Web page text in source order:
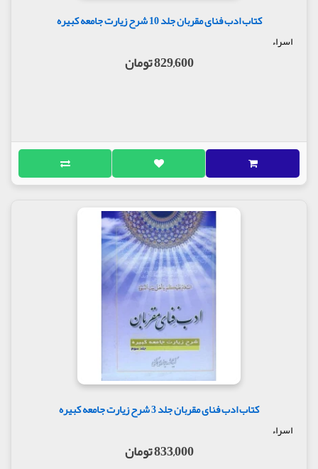
کتاب ادب فنای مقربان جلد 10 شرح زیارت جامعه کبیره
اسراء
829,600 تومان
کتاب ادب فنای مقربان جلد 3 شرح زیارت جامعه کبیره
اسراء
833,000 تومان